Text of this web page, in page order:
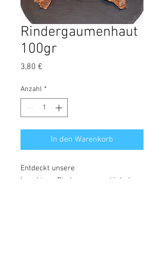
Rindergaumenhaut
100gr
3,80 €
Anzahl *
In den Warenkorb
Entdeckt unsere
knackigen Rindergaumenstücke!